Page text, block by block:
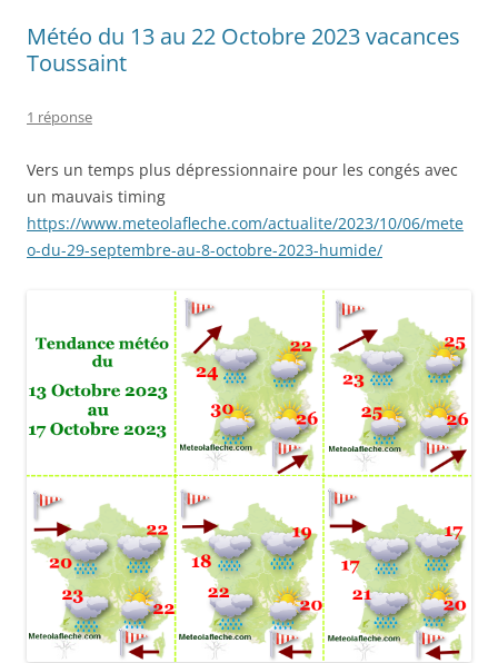
Météo du 13 au 22 Octobre 2023 vacances
Toussaint
1 réponse
Vers un temps plus dépressionnaire pour les congés avec
un mauvais timing
https://www.meteolafleche.com/actualite/2023/10/06/mete
o-du-29-septembre-au-8-octobre-2023-humide/